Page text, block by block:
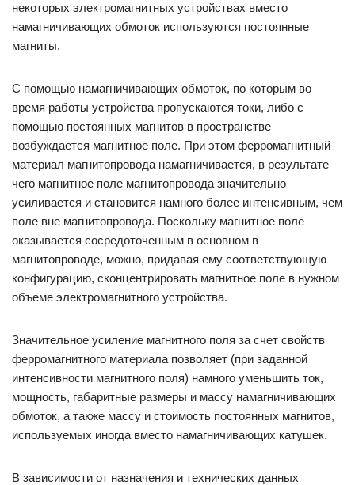
некоторых электромагнитных устройствах вместо
намагничивающих обмоток используются постоянные
магниты.
С помощью намагничивающих обмоток, по которым во
время работы устройства пропускаются токи, либо с
помощью постоянных магнитов в пространстве
возбуждается магнитное поле. При этом ферромагнитный
материал магнитопровода на­магничивается, в результате
чего магнитное поле магнитопровода значительно
усиливается и становится намного более интенсивным, чем
поле вне магнитопровода. Поскольку магнитное поле
оказывается сосредоточенным в основном в
магнитопроводе, можно, придавая ему соответствующую
конфигурацию, сконцентрировать магнитное поле в нужном
объеме электромагнитного устройства.
Значительное усиление магнитного поля за счет свойств
ферромагнитного материала позволяет (при заданной
интенсивности магнитного поля) намного уменьшить ток,
мощность, габаритные размеры и массу намагничивающих
обмоток, а также массу и стоимость постоянных магнитов,
исполь­зуемых иногда вместо намагничивающих катушек.
В зависимости от назначения и технических данных